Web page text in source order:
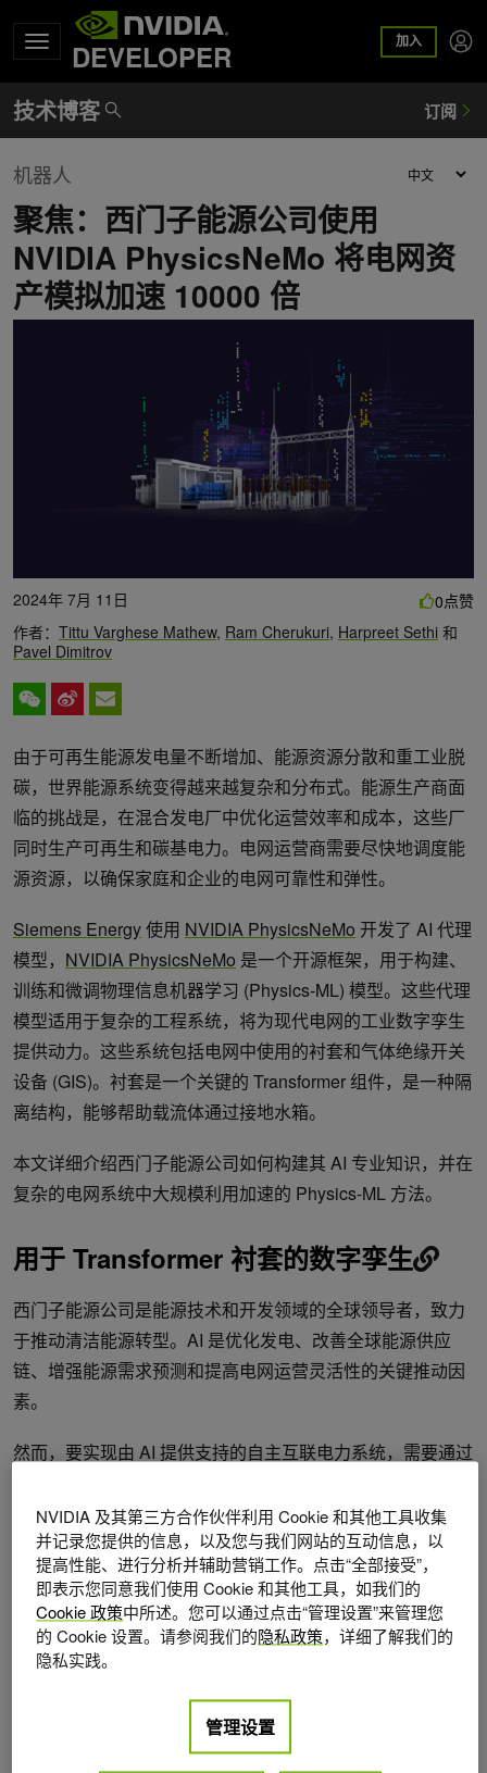
DEVELOPER 加入
机器人
聚焦：西门子能源公司使用
NVIDIA PhysicsNeMo 将电网资
产模拟加速 10000 倍
2024年 7月 11日
作者： Tittu Varghese Mathew, Ram Cherukuri, Harpreet Sethi 和
Pavel Dimitrov
0点赞
由于可再生能源发电量不断增加、能源资源分散和重工业脱
碳，世界能源系统变得越来越复杂和分布式。能源生产商面
临的挑战是，在混合发电厂中优化运营效率和成本，这些厂
同时生产可再生和碳基电力。电网运营商需要尽快地调度能
源资源，以确保家庭和企业的电网可靠性和弹性。
Siemens Energy使用 NVIDIA PhysicsNeMo 开发了 AI 代理
模型， NVIDIA PhysicsNeMo 是一个开源框架，用于构建、
训练和微调物理信息机器学习 (Physics-ML) 模型。这些代理
模型适用于复杂的工程系统，将为现代电网的工业数字孪生
提供动力。这些系统包括电网中使用的衬套和气体绝缘开关
设备 (GIS)。衬套是一个关键的 Transformer 组件，是一种隔
离结构，能够帮助载流体通过接地水箱。
本文详细介绍西门子能源公司如何构建其 AI 专业知识，并在
复杂的电网系统中大规模利用加速的 Physics-ML 方法。
用于 Transformer 衬套的数字孪生
西门子能源公司是能源技术和开发领域的全球领导者，致力
于推动清洁能源转型。AI 是优化发电、改善全球能源供应
链、增强能源需求预测和提高电网运营灵活性的关键推动因
素。
然而，要实现由 AI 提供支持的自主互联电力系统，需要通过
行状况和资产管理。
为此，西门子能源公司正在开发一种用于电网中的
Transformer 衬套的 AI 替代产品，以近乎实时地预测不同操
作和环境条件下的热点温度。
AI 替代物用于变压器套管的训练策略
西门子能源公司使用 NVIDIA PhysicsNeMo 训练神经网络，
以模拟导体内的热量生成、在绝热和支撑介质中的热量传
NVIDIA 及其第三方合作伙伴利用 Cookie 和其他工具收集
并记录您提供的信息，以及您与我们网站的互动信息，以
提高性能、进行分析并辅助营销工作。点击“全部接受”，
即表示您同意我们使用 Cookie 和其他工具，如我们的
Cookie 政策中所述。您可以通过点击“管理设置”来管理您
的 Cookie 设置。请参阅我们的隐私政策，详细了解我们的
隐私实践。
管理设置